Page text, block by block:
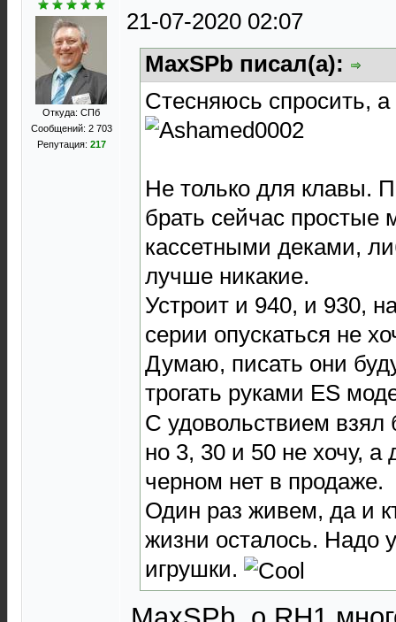
Откуда: СПб
Сообщений: 2 703
Репутация: 217
21-07-2020 02:07
MaxSPb писал(а):
Стесняюсь спросить,
Не только для клавы.
брать сейчас простые
кассетными деками,
лучше никакие.
Устроит и 940, и 930,
серии опускаться не
Думаю, писать они
трогать руками ES
С удовольствием
но 3, 30 и 50 не хочу, а
черном нет в продаже.
Один раз живем, да и
жизни осталось. Надо
игрушки.